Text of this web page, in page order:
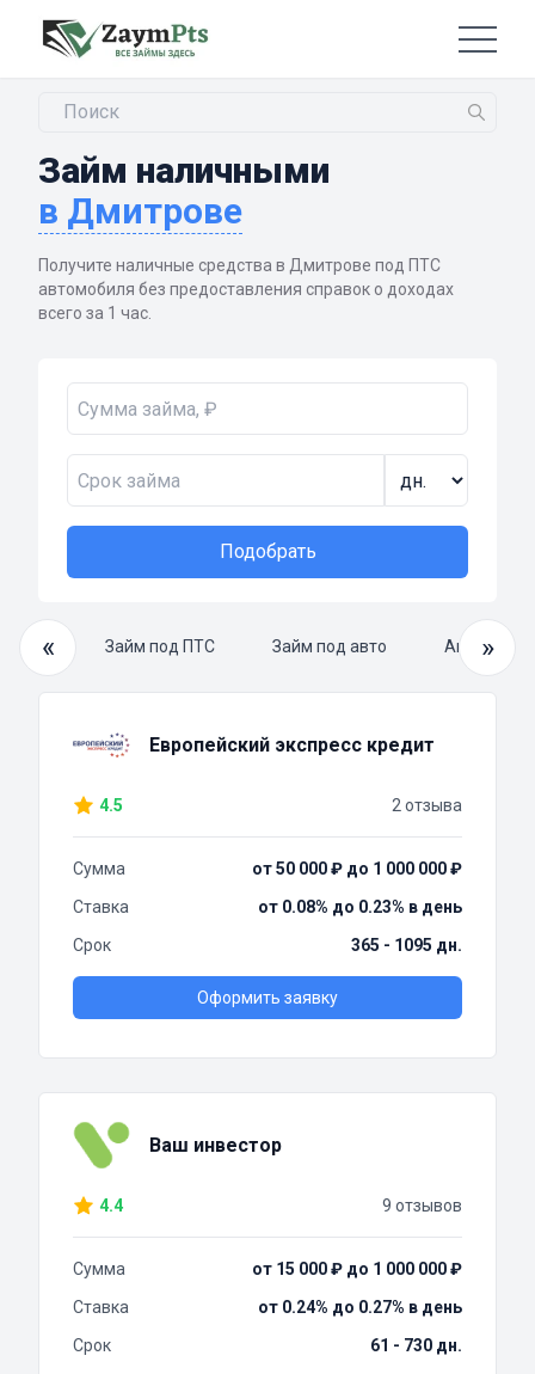
Займ наличными
в Дмитрове
Получите наличные средства в Дмитрове под ПТС
автомобиля без предоставления справок о доходах
всего за 1 час.
Подобрать
«
займ Займ под ПТС Займ под авто »
Европейский экспресс кредит
4.5 2 отзыва
Сумма
от 50 000 ₽ до 1 000 000 ₽
Ставка
от 0.08% до 0.23% в день
Срок
365 - 1095 дн.
Оформить заявку
Ваш инвестор
4.4 9 отзывов
Сумма
от 15 000 ₽ до 1 000 000 ₽
Ставка
от 0.24% до 0.27% в день
Срок
61 - 730 дн.